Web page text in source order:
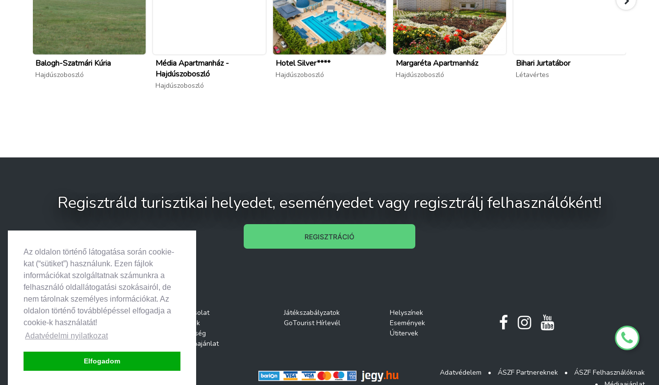
Az oldalon történő látogatása során cookie-
kat (“sütiket”) használunk. Ezen fájlok
információkat szolgáltatnak számunkra a
felhasználó oldallátogatási szokásairól, de
nem tárolnak személyes információkat. Az
oldalon történő továbblépéssel elfogadja a
cookie-k használatát!
Adatvédelmi nyilatkozat
Elfogadom
Balogh-Szatmári Kúria
Hajdúszoboszló
Média Apartmanház -
Hajdúszoboszló
Hajdúszoboszló
Hotel Silver****
Hajdúszoboszló
Margaréta Apartmanház
Hajdúszoboszló
Bihari Jurtatábor
Létavértes
Regisztráld turisztikai helyedet, eseményedet vagy regisztrálj felhasználóként!
REGISZTRÁCIÓ
Kapcsolat
Rólunk
Segítség
Médiaajánlat
Játékszabályzatok
GoTourist Hírlevél
Helyszínek
Események
Útitervek
© 2026. Search & Go • Minden jog fenntartva. Adatvédelem • ÁSZF Partnereknek •
ÁSZF Felhasználóknak